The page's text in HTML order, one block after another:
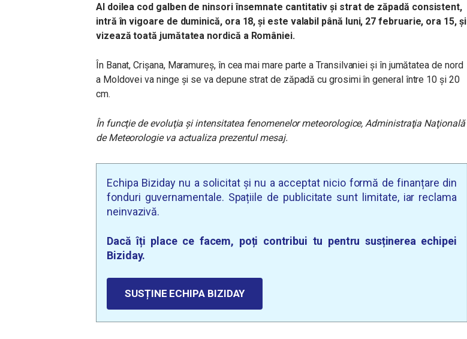
Al doilea cod galben de ninsori însemnate cantitativ și strat de zăpadă consistent,
intră în vigoare de duminică, ora 18, și este valabil până luni, 27 februarie, ora 15, și
vizează toată jumătatea nordică a României.
În Banat, Crișana, Maramureș, în cea mai mare parte a Transilvaniei și în jumătatea de nord
a Moldovei va ninge și se va depune strat de zăpadă cu grosimi în general între 10 și 20
cm.
În funcţie de evoluţia şi intensitatea fenomenelor meteorologice, Administraţia Naţională
de Meteorologie va actualiza prezentul mesaj.
Echipa Biziday nu a solicitat și nu a acceptat nicio formă de finanțare din
fonduri guvernamentale. Spațiile de publicitate sunt limitate, iar reclama
neinvazivă.
Dacă îți place ce facem, poți contribui tu pentru susținerea echipei
Biziday.
SUSȚINE ECHIPA BIZIDAY